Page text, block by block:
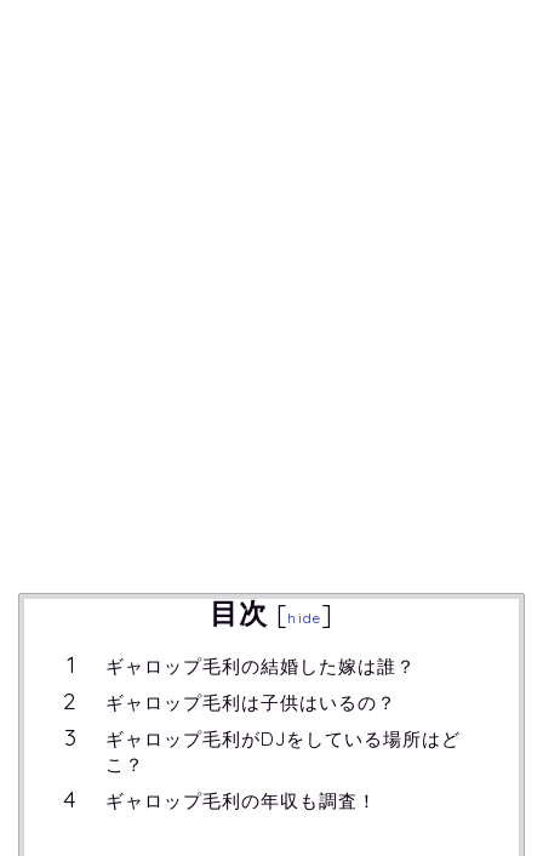
目次 [hide]
ギャロップ毛利の結婚した嫁は誰？
ギャロップ毛利は子供はいるの？
ギャロップ毛利がDJをしている場所はど
こ？
ギャロップ毛利の年収も調査！